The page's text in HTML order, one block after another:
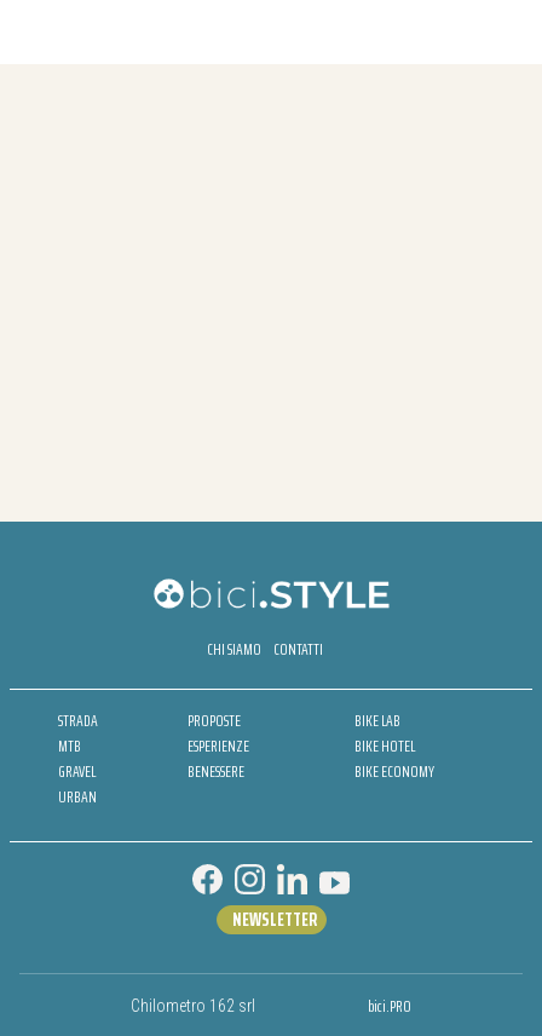
CHI SIAMO CONTATTI
STRADA
MTB
GRAVEL
URBAN
PROPOSTE
ESPERIENZE
BENESSERE
BIKE LAB
BIKE HOTEL
BIKE ECONOMY
Chilometro 162 srl bici.PRO
NEWSLETTER